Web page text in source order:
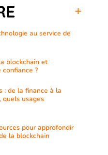
au service de
blockchain et
?
: de la finance à la
quels usages
pour approfondir
la blockchain